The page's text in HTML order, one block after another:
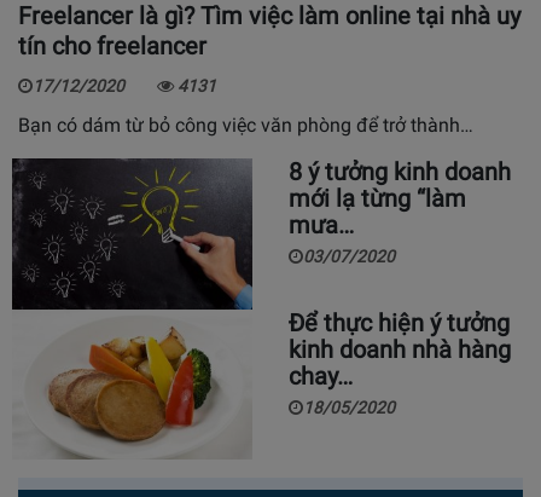
Freelancer là gì? Tìm việc làm online tại nhà uy
tín cho freelancer
17/12/2020 4131
Bạn có dám từ bỏ công việc văn phòng để trở thành…
8 ý tưởng kinh doanh
mới lạ từng “làm
mưa…
03/07/2020
Để thực hiện ý tưởng
kinh doanh nhà hàng
chay…
18/05/2020